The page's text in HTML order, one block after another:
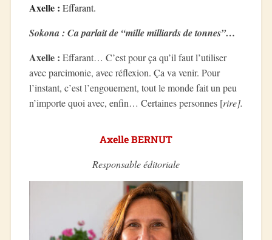
Axelle : Effarant.
Sokona : Ca parlait de “mille milliards de tonnes”…
Axelle : Effarant… C’est pour ça qu’il faut l’utiliser
avec parcimonie, avec réflexion. Ça va venir. Pour
l’instant, c’est l’engouement, tout le monde fait un peu
n’importe quoi avec, enfin… Certaines personnes [rire].
Axelle BERNUT
Responsable éditoriale